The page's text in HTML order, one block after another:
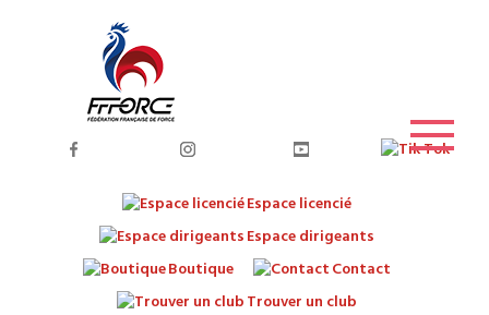
Espace licencié
Espace dirigeants
Boutique
Contact
Trouver un club